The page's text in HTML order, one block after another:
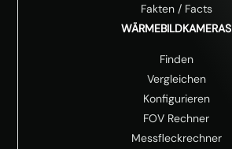
Fakten/ Facts
WÄRMEBILDKAMERAS
Finden
Vergleichen
Konfigurieren
FOV Rechner
Messfleckrechner